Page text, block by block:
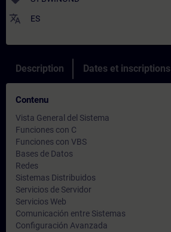
translate ES
Description Dates et inscriptions
Contenu
Vista General del Sistema
Funciones con C
Funciones con VBS
Bases de Datos
Redes
Sistemas Distribuidos
Servicios de Servidor
Servicios Web
Comunicación entre Sistemas
Configuración Avanzada